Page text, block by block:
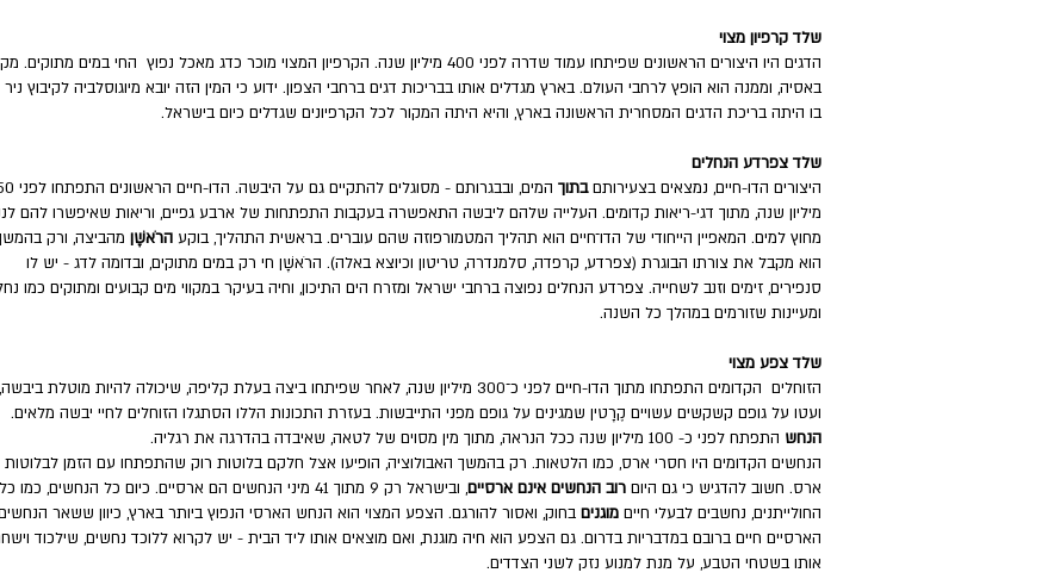
שלד קרפיון מצוי
הדגים היו היצורים הראשונים שפיתחו עמוד שדרה לפני 400 מיליון שנה. הקרפיון המצוי מוכר כדג מאכל נפוץ החי במים מתוקים.
באסיה, וממנה הוא הופץ לרחבי העולם. בארץ מגדלים אותו בבריכות דגים ברחבי הצפון. ידוע כי המין הזה יובא מיוגוסלביה לקיבוץ ניר
בו היתה בריכת הדגים המסחרית הראשונה בארץ, והיא היתה המקור לכל הקרפיונים שגדלים כיום בישראל.
שלד צפרדע הנחלים
היצורים הדו-חיים, נמצאים בצעירותםבתוך
המים, ובבגרותם - מסוגלים
מיליון שנה, מתוך דגי-ריאות קדומים. העלייה שלהם ליבשה התאפשרה בעקבות התפתחות של ארבע גפיים, וריאות שאיפשרו להם
מחוץ למים. המאפיין הייחודי של הדו־חיים הוא תהליך המטמורפוזה שהם עוברים. בראשית התהליך, בוקע הרֹאשָׁן מהביצה, ורק
הוא מקבל את צורתו הבוגרת (צפרדע, קרפדה, סלמנדרה, טריטון וכיוצא באלה). הרֹאשָׁן חי רק במים מתוקים, ובדומה לדג - יש לו
סנפירים, זימים וזנב לשחייה. צפרדע הנחלים נפוצה ברחבי ישראל ומזרח הים התיכון, וחיה בעיקר במקווי מים קבועים ומתוקים כמו
ומעיינות שזורמים במהלך כל השנה.
שלד צפע מצוי
הזוחלים הקדומים התפתחו מתוך הדו-חיים לפני כ־300 מיליון שנה, לאחר שפיתחו ביצה בעלת קליפה, שיכולה להיות מוטלת ביבשה,
ועטו על גופם קשקשים עשויים קֶרָטין שמגינים על גופם מפני התייבשות. בעזרת התכונות הללו הסתגלו הזוחלים לחיי יבשה מלאים.
הנחש התפתח לפני כ- 100 מיליון שנה ככל הנראה, מתוך מין מסוים של לטאה, שאיבדה בהדרגה את רגליה.
הנחשים הקדומים היו חסרי ארס, כמו הלטאות. רק בהמשך האבולוציה, הופיעו אצל חלקם בלוטות רוק שהתפתחו עם הזמן לבלוטות
ארס. חשוב להדגיש כי גם היום רוב הנחשים אינם ארסיים
, ובישראל רק 9 מתוך 41 מיני הנחשים הם ארסיים. כיום כל הנחשים, כמו כל
החולייתנים, נחשבים לבעלי חיים מוגנים בחוק, ואסור להורגם. הצפע המצוי הוא הנחש הארסי הנפוץ ביותר בארץ, כיוון ששאר
הארסיים חיים ברובם במדבריות בדרום. גם הצפע הוא חיה מוגנת, ואם מוצאים אותו ליד הבית - יש לקרוא ללוכד נחשים, שילכוד
אותו בשטחי הטבע, על מנת למנוע נזק לשני הצדדים.